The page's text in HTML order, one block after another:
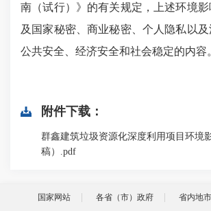
南（试行）》的有关规定，上述环境
及国家秘密、商业秘密、个人隐私以及
公共安全、经济安全和社会稳定的内容
附件下载：
群鑫建筑垃圾资源化深度利用项目环境
稿）.pdf
国家网站 各省（市）政府 省内地市